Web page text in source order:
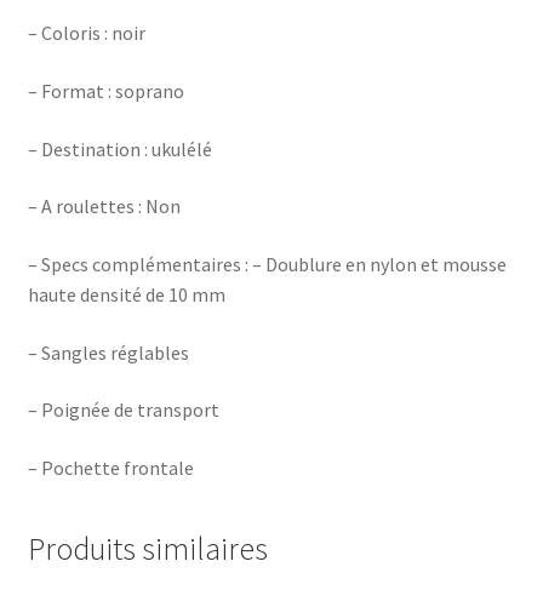
– Coloris : noir
– Format : soprano
– Destination : ukulélé
– A roulettes : Non
– Specs complémentaires : – Doublure en nylon et mousse
haute densité de 10 mm
– Sangles réglables
– Poignée de transport
– Pochette frontale
Produits similaires